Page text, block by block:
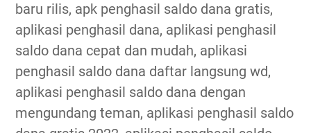
baru rilis, apk penghasil saldo dana gratis,
aplikasi penghasil dana, aplikasi penghasil
saldo dana cepat dan mudah, aplikasi
penghasil saldo dana daftar langsung wd,
aplikasi penghasil saldo dana dengan
mengundang teman, aplikasi penghasil saldo